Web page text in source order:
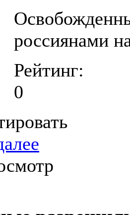
россиянами
Рейтинг:
0